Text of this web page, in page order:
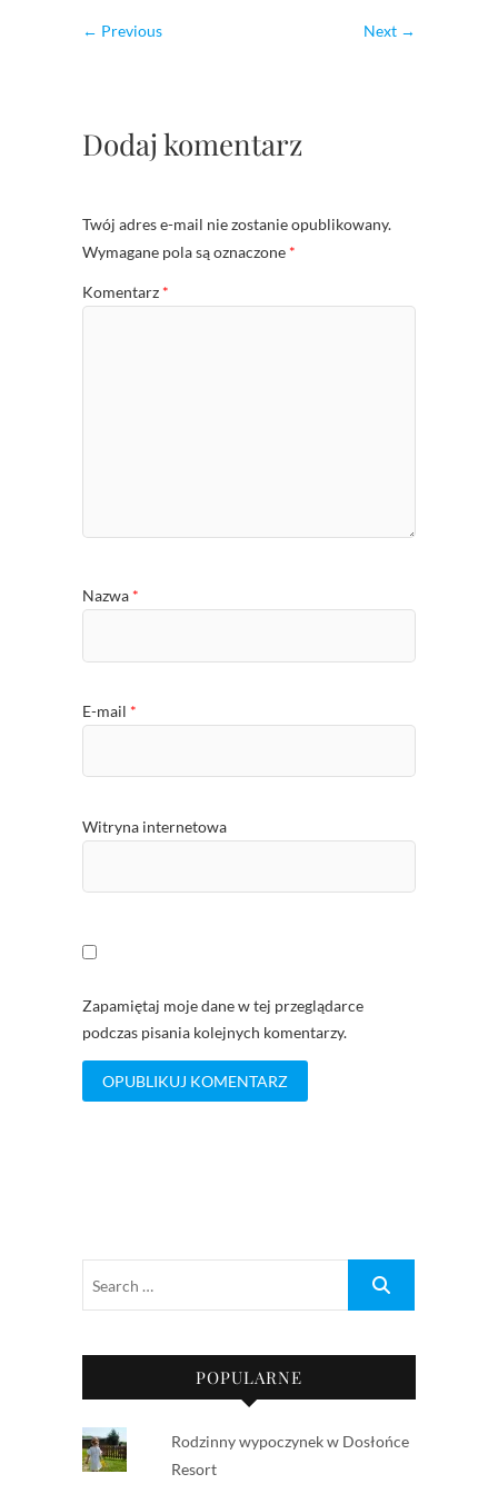
← Previous Next →
Dodaj komentarz
Twój adres e-mail nie zostanie opublikowany.
Wymagane pola są oznaczone *
Komentarz *
Nazwa *
E-mail *
Witryna internetowa
Zapamiętaj moje dane w tej przeglądarce
podczas pisania kolejnych komentarzy.
POPULARNE
Rodzinny wypoczynek w Dosłońce
Resort